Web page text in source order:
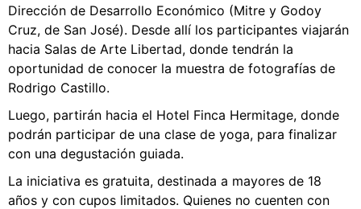
Dirección de Desarrollo Económico (Mitre y Godoy
Cruz, de San José). Desde allí los participantes viajarán
hacia Salas de Arte Libertad, donde tendrán la
oportunidad de conocer la muestra de fotografías de
Rodrigo Castillo.
Luego, partirán hacia el Hotel Finca Hermitage, donde
podrán participar de una clase de yoga, para finalizar
con una degustación guiada.
La iniciativa es gratuita, destinada a mayores de 18
años y con cupos limitados. Quienes no cuenten con